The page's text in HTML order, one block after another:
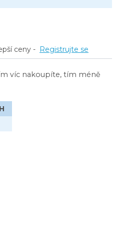
ceny - Registrujte se
víc nakoupíte, tím méně